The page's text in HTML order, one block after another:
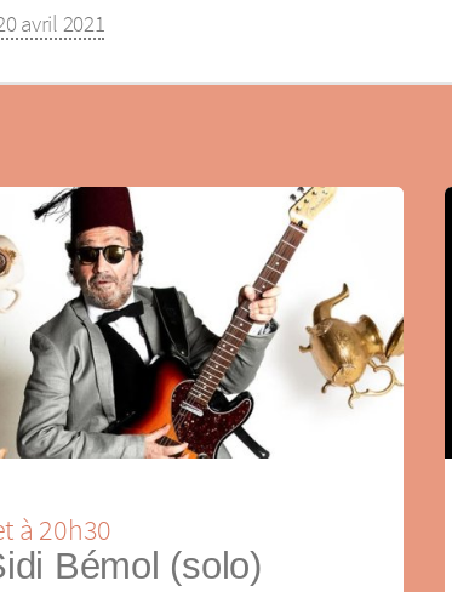
avril 2021
à 20h30
Bémol (solo)